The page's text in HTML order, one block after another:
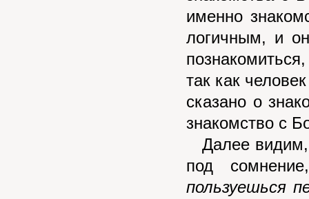
именно
логичным, и
так как
сказано о
знакомство с
Далее видим,
под
пользуешься